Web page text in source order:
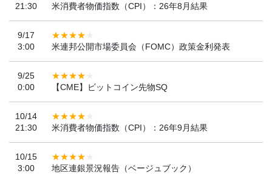
21:30
米消費者物価指数（CPI）：26年8月結果
9/17
3:00
米連邦公開市場委員会（FOMC）政策金利発表
9/25
0:00
【CME】ビットコイン先物SQ
10/14
21:30
米消費者物価指数（CPI）：26年9月結果
10/15
3:00
地区連銀景況報告（ベージュブック）